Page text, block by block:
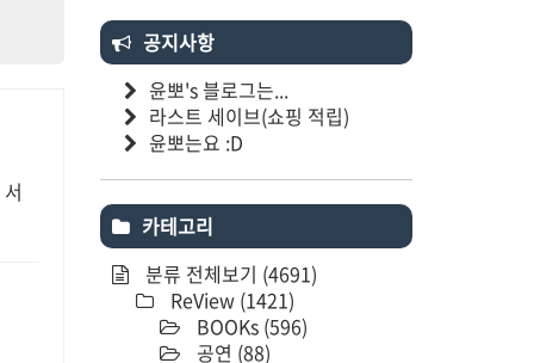
공지사항
윤뽀's 블로그는...
라스트 세이브(쇼핑 적립)
윤뽀는요 :D
카테고리
분류 전체보기 (4691)
ReView (1421)
BOOKs (596)
공연 (88)